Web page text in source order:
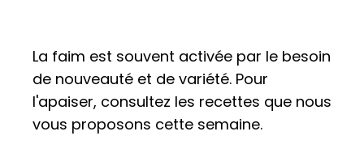
La faim est souvent activée par le besoin
de nouveauté et de variété. Pour
l'apaiser, consultez les recettes que nous
vous proposons cette semaine.